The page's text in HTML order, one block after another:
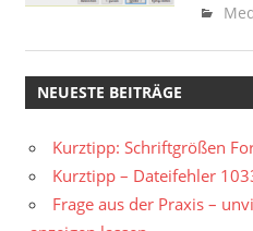
NEUESTE BEITRÄGE
Kurztipp: Schriftgrößen
Kurztipp – Dateifehler
Frage aus der Praxis –